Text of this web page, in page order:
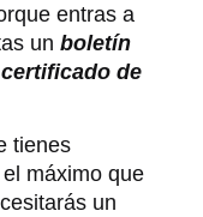
entras a
un boletín
de
tienes
máximo que
un